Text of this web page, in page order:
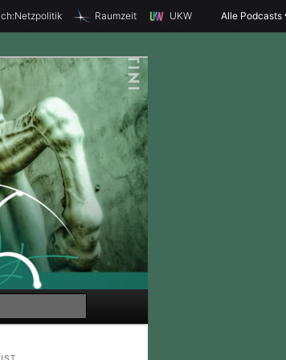
Raumzeit UKW Alle Podcasts
u